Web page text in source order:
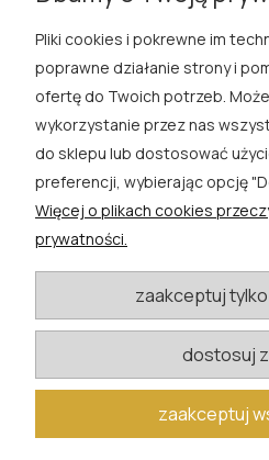
ROSA
W razie pytań i wątpliwości prosimy
biuro@rosacwik.pl
Pliki cookies i pokrewne im
poprawne działanie strony i
ofertę do Twoich potrzeb.
wykorzystanie przez nas
do sklepu lub dostosować
preferencji, wybierając opcję
Więcej o plikach cookies
prywatności.
zaakceptuj
dostosuj
zaakceptuj